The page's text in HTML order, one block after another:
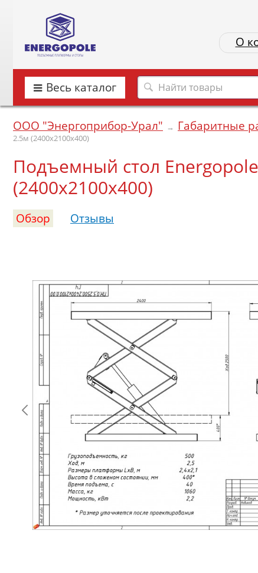
О
Весь каталог
ООО "Энергоприбор-Урал" → Габаритные
2.5м (2400х2100х400)
Подъемный стол Energopole
(2400х2100х400)
Обзор Отзывы